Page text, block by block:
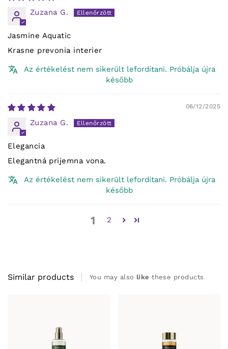
Zuzana G.
Jasmine Aquatic
Krasne prevonia interier
Az értékelést nem sikerült lefordítani. Próbálja újra
később
06/12/2025
Zuzana G.
Elegancia
Elegantná prijemna vona.
Az értékelést nem sikerült lefordítani. Próbálja újra
később
1 2
Similar products You may also like these products